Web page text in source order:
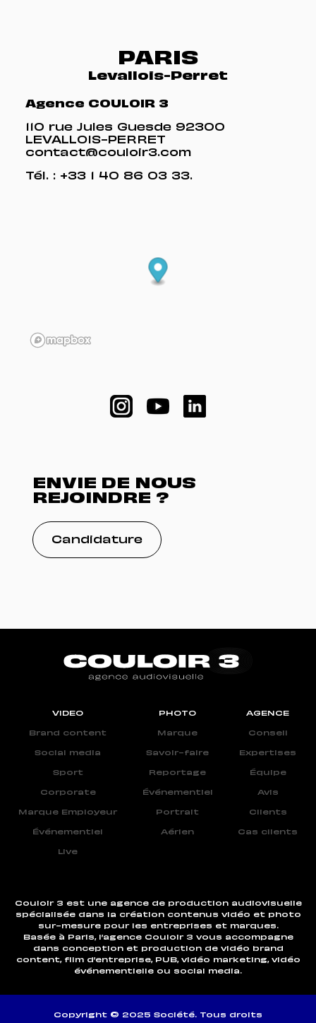
PARIS
Levallois-Perret
Agence COULOIR 3
110 rue Jules Guesde 92300
LEVALLOIS-PERRET
contact@couloir3.com
Tél. : +33 1 40 86 03 33.
ENVIE DE NOUS
REJOINDRE ?
Candidature
VIDEO
Brand content
Social media
Sport
Corporate
Marque Employeur
Événementiel
Live
PHOTO
Marque
Savoir-faire
Reportage
Événementiel
Portrait
Aérien
AGENCE
Conseil
Expertises
Équipe
Avis
Clients
Cas clients
Couloir 3 est une agence de production audiovisuelle
spécialisée dans la création contenus vidéo et photo
sur-mesure pour les entreprises et marques.
Basée à Paris, l’agence Couloir 3 vous accompagne
dans conception et production de vidéo brand
content, film d’entreprise, PUB, vidéo marketing, vidéo
événementielle ou social media.
Copyright © 2025 Société. Tous droits